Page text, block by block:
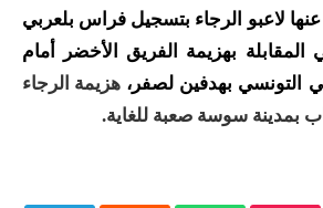
عنها لاعبو الرجاء بتسجيل فراس بلعربي
المقابلة بهزيمة الفريق الأخضر أمام
التونسي بهدفين لصفر، هزيمة الرجاء
بمدينة سوسة صعبة للغاية.